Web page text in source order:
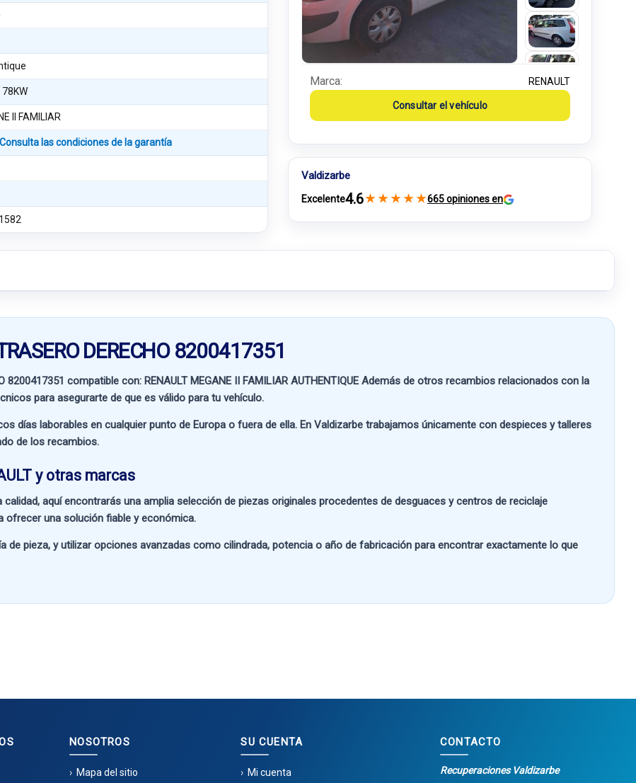
II FAMILIAR
Consulta las condiciones de la garantía
Marca: RENAULT
Consultar el vehículo
Valdizarbe
Excelente4.6★ ★ ★ ★ ★665 opiniones en
DERECHO 8200417351
8200417351 compatible con: RENAULT MEGANE II FAMILIAR AUTHENTIQUE Además de otros recambios relacionados con la
para asegurarte de que es válido para tu vehículo.
días laborables en cualquier punto de Europa o fuera de ella. En Valdizarbe trabajamos únicamente con despieces y talleres
de los recambios.
y otras marcas
calidad, aquí encontrarás una amplia selección de piezas originales procedentes de desguaces y centros de reciclaje
ofrecer una solución fiable y económica.
de pieza, y utilizar opciones avanzadas como cilindrada, potencia o año de fabricación para encontrar exactamente lo que
NOSOTROS
Mapa del sitio
SU CUENTA
Mi cuenta
CONTACTO
Recuperaciones Valdizarbe